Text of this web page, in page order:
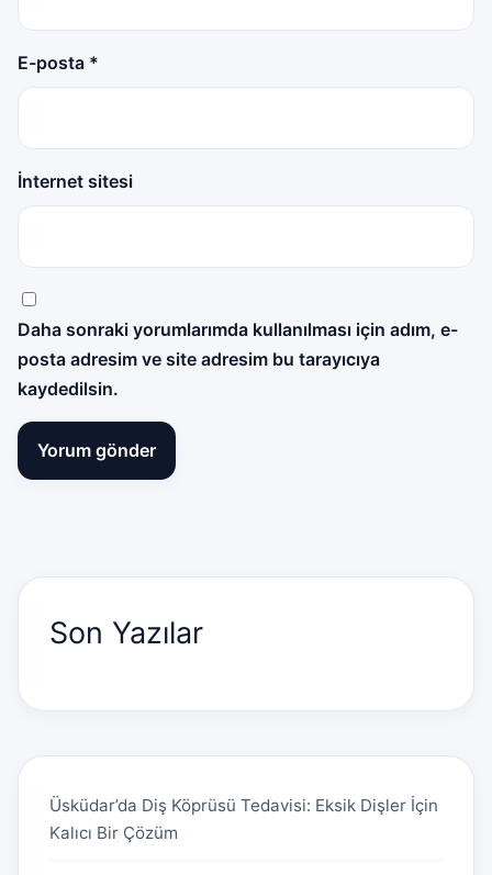
E-posta *
İnternet sitesi
Daha sonraki yorumlarımda kullanılması için adım, e-
posta adresim ve site adresim bu tarayıcıya
kaydedilsin.
Son Yazılar
Üsküdar’da Diş Köprüsü Tedavisi: Eksik Dişler İçin
Kalıcı Bir Çözüm